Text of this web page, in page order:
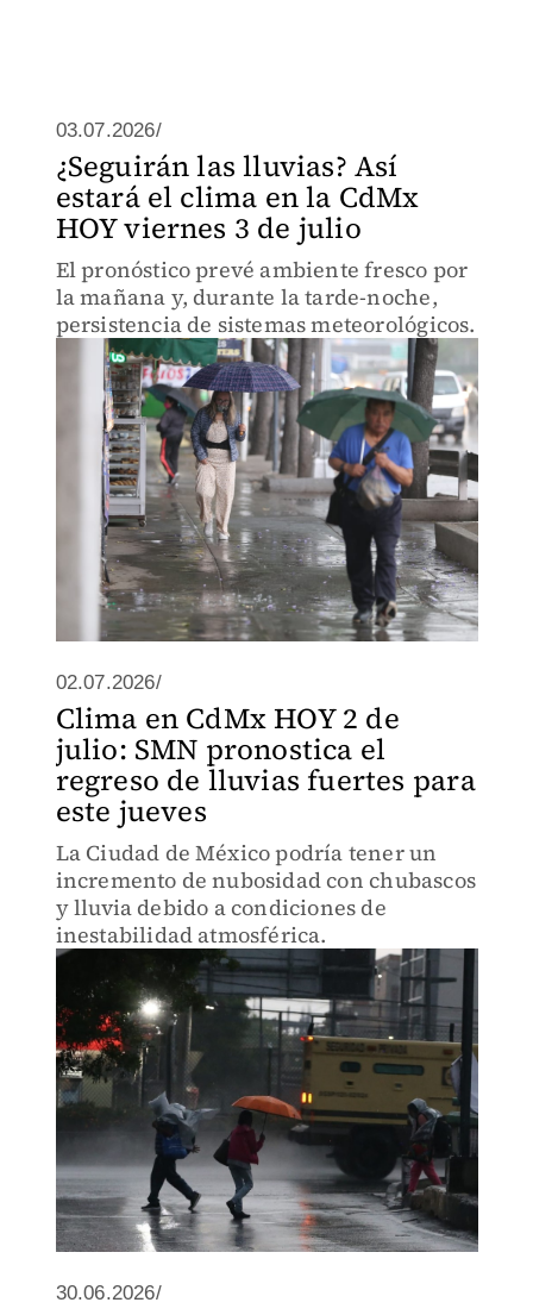
03.07.2026/
¿Seguirán las lluvias? Así
estará el clima en la CdMx
HOY viernes 3 de julio
El pronóstico prevé ambiente fresco por
la mañana y, durante la tarde-noche,
persistencia de sistemas meteorológicos.
02.07.2026/
Clima en CdMx HOY 2 de
julio: SMN pronostica el
regreso de lluvias fuertes para
este jueves
La Ciudad de México podría tener un
incremento de nubosidad con chubascos
y lluvia debido a condiciones de
inestabilidad atmosférica.
30.06.2026/